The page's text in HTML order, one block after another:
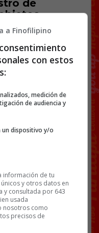
de
de
a Finofilipino
con estos
medición de
de audiencia y
dispositivo y/o
información de tu
y otros datos en
y consultada por 643
usada
nosotros como
precisos de